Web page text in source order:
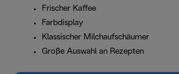
Frischer Kaffee
Farbdisplay
Klassischer Milchaufschäumer
Große Auswahl an Rezepten